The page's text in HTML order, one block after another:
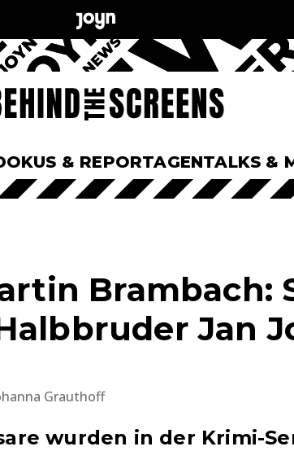
& REPORTAGENTALKS &
Brambach:
Jan
Grauthoff
wurden in der Krimi-